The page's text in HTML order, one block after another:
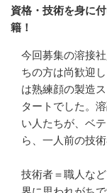
資格・技術を身に
籍！
今回募集の溶接
ちの方は尚歓迎
は熟練顔の製造
タートでした。
い人たちが、ベ
ら、一人前の技
技術者＝職人な